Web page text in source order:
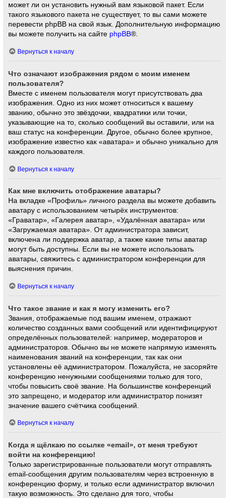
может ли он установить нужный вам языковой пакет. Если
такого языкового пакета не существует, то вы сами можете
перевести phpBB на свой язык. Дополнительную информацию
вы можете получить на сайте phpBB®.
Вернуться к началу
Что означают изображения рядом с моим именем
пользователя?
Вместе с именем пользователя могут присутствовать два
изображения. Одно из них может относиться к вашему
званию, обычно это звёздочки, квадратики или точки,
указывающие на то, сколько сообщений вы оставили, или на
ваш статус на конференции. Другое, обычно более крупное,
изображение известно как «аватара» и обычно уникально для
каждого пользователя.
Вернуться к началу
Как мне включить отображение аватары?
На вкладке «Профиль» личного раздела вы можете добавить
аватару с использованием четырёх инструментов:
«Граватар», «Галерея аватар», «Удалённая аватара» или
«Загружаемая аватара». От администратора зависит,
включена ли поддержка аватар, а также какие типы аватар
могут быть доступны. Если вы не можете использовать
аватары, свяжитесь с администратором конференции для
выяснения причин.
Вернуться к началу
Что такое звание и как я могу изменить его?
Звания, отображаемые под вашим именем, отражают
количество созданных вами сообщений или идентифицируют
определённых пользователей: например, модераторов и
администраторов. Обычно вы не можете напрямую изменять
наименования званий на конференции, так как они
установлены её администратором. Пожалуйста, не засоряйте
конференцию ненужными сообщениями только для того,
чтобы повысить своё звание. На большинстве конференций
это запрещено, и модератор или администратор понизят
значение вашего счётчика сообщений.
Вернуться к началу
Когда я щёлкаю по ссылке «email», от меня требуют
войти на конференцию!
Только зарегистрированные пользователи могут отправлять
email-сообщения другим пользователям через встроенную в
конференцию форму, и только если администратор включил
такую возможность. Это сделано для того, чтобы